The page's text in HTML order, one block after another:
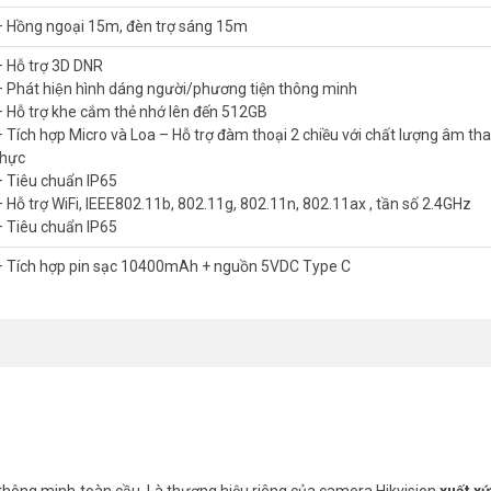
về khả năng lưu trữ dữ liệu lâu dài. Ngoài ra, sản phẩm còn hỗ trợ
cả khi tín hiệu yếu.
giảm công bảo trì dây nguồn, phù hợp cho cả khu vực thành thị lẫn
camera Ezviz ngoài trời có pin hiệu suất cao.
pin Ezviz BC1C 4K + tấm sạc năng lượng
lượng âm thanh trung thực
Hồng ngoại 15m, đèn trợ sáng 15m
Hỗ trợ 3D DNR
Phát hiện hình dáng người/phương tiện thông minh
Hỗ trợ khe cắm thẻ nhớ lên đến 512GB
Tích hợp Micro và Loa – Hỗ trợ đàm thoại 2 chiều với chất lượng âm
Tiêu chuẩn IP65
Hỗ trợ WiFi, IEEE802.11b, 802.11g, 802.11n, 802.11ax , tần số 2.4GHz
Tiêu chuẩn IP65
Tích hợp pin sạc 10400mAh + nguồn 5VDC Type C